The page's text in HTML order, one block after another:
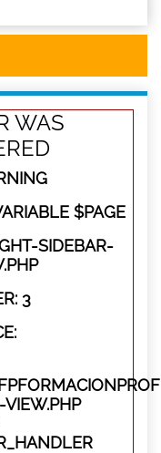
WAS
$PAGE
SIDEBAR-
3